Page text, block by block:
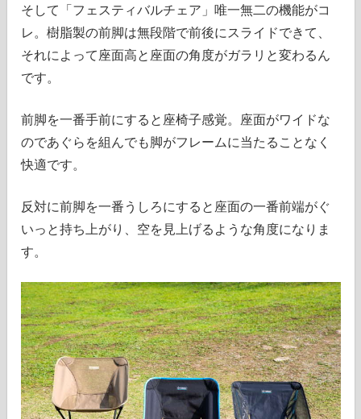
そして「フェスティバルチェア」唯一無二の機能がコ
レ。樹脂製の前脚は無段階で前後にスライドできて、
それによって座面高と座面の角度がガラリと変わるん
です。
前脚を一番手前にすると座椅子感覚。座面がワイドな
のであぐらを組んでも脚がフレームに当たることなく
快適です。
反対に前脚を一番うしろにすると座面の一番前端がぐ
いっと持ち上がり、空を見上げるような角度になりま
す。